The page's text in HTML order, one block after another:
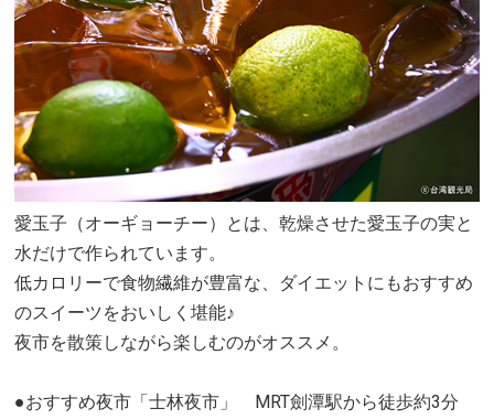
愛玉子（オーギョーチー）とは、乾燥させた愛玉子の実と
水だけで作られています。
低カロリーで食物繊維が豊富な、ダイエットにもおすすめ
のスイーツをおいしく堪能♪
夜市を散策しながら楽しむのがオススメ。
●おすすめ夜市「士林夜市」 MRT劍潭駅から徒歩約3分